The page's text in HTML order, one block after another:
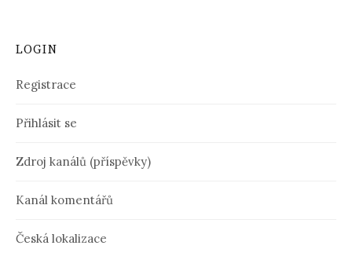
LOGIN
Registrace
Přihlásit se
Zdroj kanálů (příspěvky)
Kanál komentářů
Česká lokalizace